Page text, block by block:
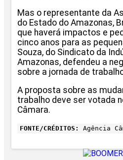
Mas o representante da
do Estado do Amazonas,
que haverá impactos e
cinco anos para as
Souza, do Sindicato da
Amazonas, defendeu a
sobre a jornada de
A proposta sobre as
trabalho deve ser votada
Câmara.
FONTE/CRÉDITOS: Agência